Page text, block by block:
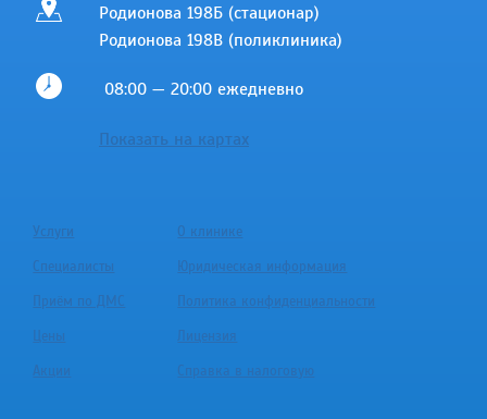
Родионова 198Б (стационар)
Родионова 198В (поликлиника)
08:00 — 20:00 ежедневно
Показать на картах
Услуги
О клинике
Специалисты
Юридическая информация
Приём по ДМС
Политика конфиденциальности
Цены
Лицензия
Акции
Справка в налоговую